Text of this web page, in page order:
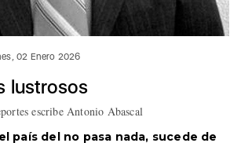
02 Enero 2026
lustrosos
escribe Antonio Abascal
país del no pasa nada, sucede de